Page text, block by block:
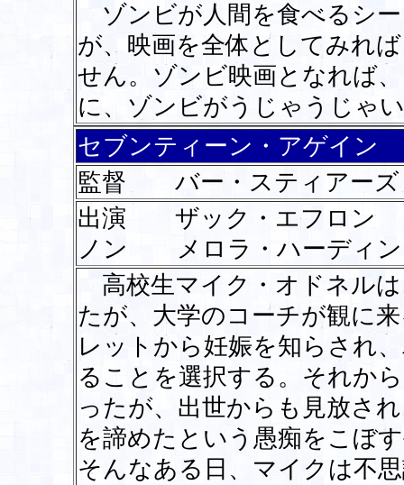
ゾンビが人間を食べるシ
が、映画を全体としてみれ
せん。ゾンビ映画となれば
に、ゾンビがうじゃうじゃ
セブンティーン・アゲイン
監督 バー・スティアーズ
出演 ザック・エフロン
ノン メロラ・ハーディ
高校生マイク・オドネル
たが、大学のコーチが観に
レットから妊娠を知らされ
ることを選択する。それか
ったが、出世からも見放さ
を諦めたという愚痴をこぼ
そんなある日、マイクは不